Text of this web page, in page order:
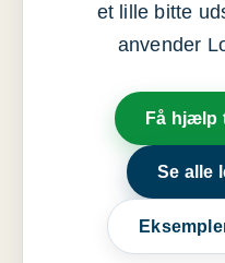
et lille bitte
anvender
Få hjælp
Se alle